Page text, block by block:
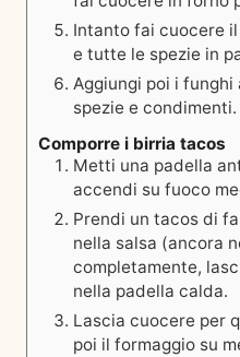
Intanto fai cuocere
e tutte le spezie in
Aggiungi poi i
spezie e condimenti.
Comporre i birria tacos
Metti una padella
accendi su fuoco
Prendi un tacos di
nella salsa (ancora
completamente,
nella padella calda.
Lascia cuocere per
poi il formaggio su